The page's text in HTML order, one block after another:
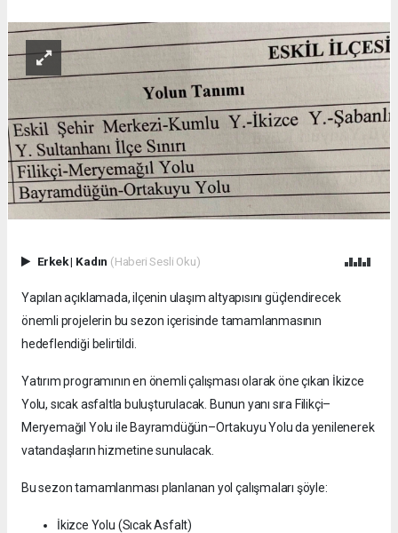
Erkek| Kadın (Haberi Sesli Oku)
Yapılan açıklamada, ilçenin ulaşım altyapısını güçlendirecek
önemli projelerin bu sezon içerisinde tamamlanmasının
hedeflendiği belirtildi.
Yatırım programının en önemli çalışması olarak öne çıkan İkizce
Yolu, sıcak asfaltla buluşturulacak. Bunun yanı sıra Filikçi–
Meryemağıl Yolu ile Bayramdüğün–Ortakuyu Yolu da yenilenerek
vatandaşların hizmetine sunulacak.
Bu sezon tamamlanması planlanan yol çalışmaları şöyle:
İkizce Yolu (Sıcak Asfalt)